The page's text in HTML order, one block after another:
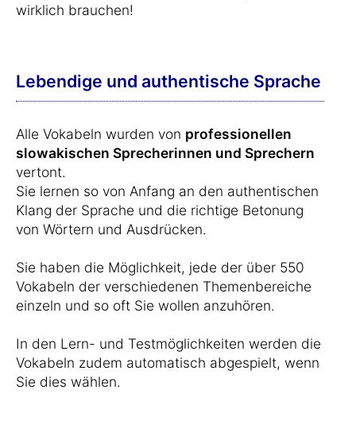
wirklich brauchen!
Lebendige und authentische Sprache
Alle Vokabeln wurden von professionellen
slowakischen Sprecherinnen und Sprechern
vertont.
Sie lernen so von Anfang an den authentischen
Klang der Sprache und die richtige Betonung
von Wörtern und Ausdrücken.
Sie haben die Möglichkeit, jede der über 550
Vokabeln der verschiedenen Themenbereiche
einzeln und so oft Sie wollen anzuhören.
In den Lern- und Testmöglichkeiten werden die
Vokabeln zudem automatisch abgespielt, wenn
Sie dies wählen.